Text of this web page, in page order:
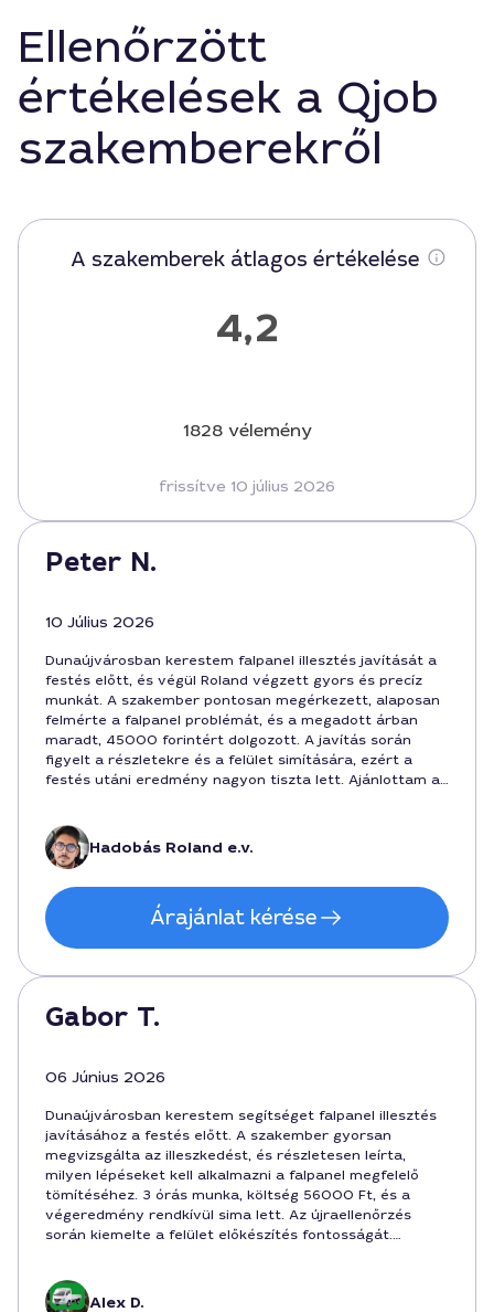
Ellenőrzött
értékelések a Qjob
szakemberekről
A szakemberek átlagos értékelése
4,2
1828 vélemény
frissítve 10 július 2026
Peter N.
10 Július 2026
Dunaújvárosban kerestem falpanel illesztés javítását a
festés előtt, és végül Roland végzett gyors és precíz
munkát. A szakember pontosan megérkezett, alaposan
felmérte a falpanel problémát, és a megadott árban
maradt, 45000 forintért dolgozott. A javítás során
figyelt a részletekre és a felület simítására, ezért a
festés utáni eredmény nagyon tiszta lett. Ajánlottam a
Hadobás Roland e.v.
Árajánlat kérése
Gabor T.
06 Június 2026
Dunaújvárosban kerestem segítséget falpanel illesztés
javításához a festés előtt. A szakember gyorsan
megvizsgálta az illeszkedést, és részletesen leírta,
milyen lépéseket kell alkalmazni a falpanel megfelelő
tömítéséhez. 3 órás munka, költség 56000 Ft, és a
végeredmény rendkívül sima lett. Az újraellenőrzés
során kiemelte a felület előkészítés fontosságát.
Alex D.